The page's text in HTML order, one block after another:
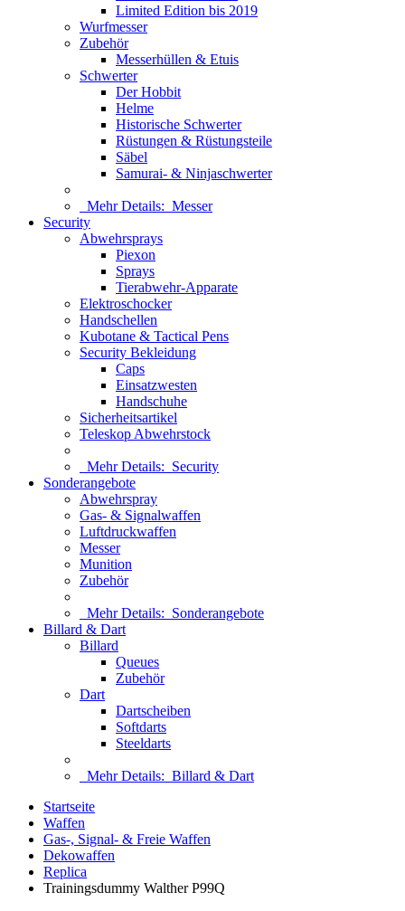
Limited Edition bis 2019
Wurfmesser
Zubehör
Messerhüllen & Etuis
Schwerter
Der Hobbit
Helme
Historische Schwerter
Rüstungen & Rüstungsteile
Säbel
Samurai- & Ninjaschwerter
Mehr Details: Messer
Security
Abwehrsprays
Piexon
Sprays
Tierabwehr-Apparate
Elektroschocker
Handschellen
Kubotane & Tactical Pens
Security Bekleidung
Caps
Einsatzwesten
Handschuhe
Sicherheitsartikel
Teleskop Abwehrstock
Mehr Details: Security
Sonderangebote
Abwehrspray
Gas- & Signalwaffen
Luftdruckwaffen
Messer
Munition
Zubehör
Mehr Details: Sonderangebote
Billard & Dart
Billard
Queues
Zubehör
Dart
Dartscheiben
Softdarts
Steeldarts
Mehr Details: Billard & Dart
Startseite
Waffen
Gas-, Signal- & Freie Waffen
Dekowaffen
Replica
Trainingsdummy Walther P99Q